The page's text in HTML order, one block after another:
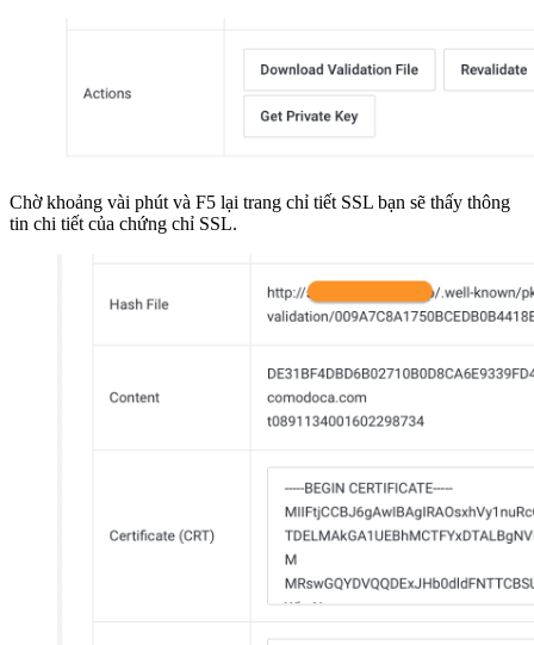
Chờ khoảng vài phút và F5 lại trang chỉ tiết SSL bạn sẽ thấy thông
tin chi tiết của chứng chỉ SSL.